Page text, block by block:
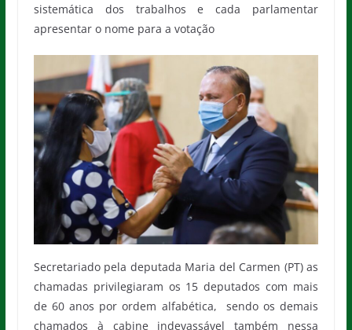
sistemática dos trabalhos e cada parlamentar
apresentar o nome para a votação
Secretariado pela deputada Maria del Carmen (PT) as
chamadas privilegiaram os 15 deputados com mais
de 60 anos por ordem alfabética, sendo os demais
chamados à cabine indevassável também nessa